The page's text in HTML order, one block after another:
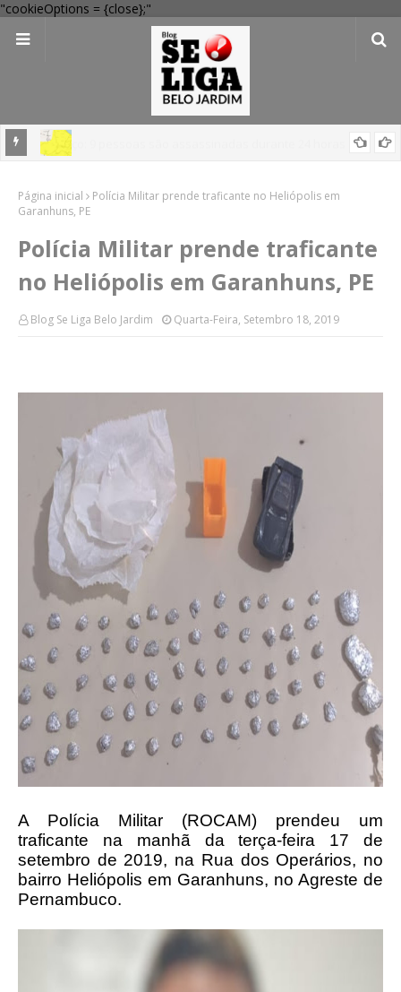
"cookieOptions = {close};"
alerta amarelo de vendaval
Página inicial
Polícia Militar prende traficante no Heliópolis em
Garanhuns, PE
Polícia Militar prende traficante
no Heliópolis em Garanhuns, PE
Blog Se Liga Belo Jardim Quarta-Feira, Setembro 18, 2019
A Polícia Militar (ROCAM) prendeu um
traficante na manhã da terça-feira 17 de
setembro de 2019, na Rua dos Operários, no
bairro Heliópolis em Garanhuns, no Agreste de
Pernambuco.